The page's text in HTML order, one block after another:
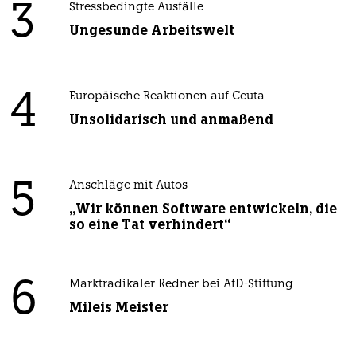
3 Stressbedingte Ausfälle
Ungesunde Arbeitswelt
4 Europäische Reaktionen auf Ceuta
Unsolidarisch und anmaßend
5 Anschläge mit Autos
„Wir können Software entwickeln, die
so eine Tat verhindert“
6 Marktradikaler Redner bei AfD-Stiftung
Mileis Meister